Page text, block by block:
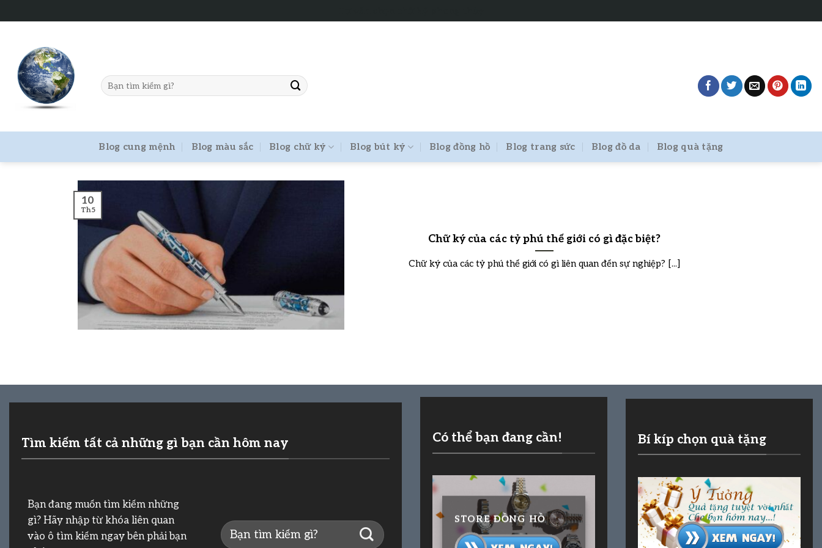
to
Blog cung mệnh Blog màu sắc Blog chữ ký Blog bút ký Blog đồng hồ Blog trang sức Blog đồ da Blog quà tặng
Chữ ký của các tỷ phú thế giới có gì đặc biệt?
Chữ ký của các tỷ phú thế giới có gì liên quan đến sự nghiệp? [...]
10
Th5
Tìm kiếm tất cả những gì bạn cần hôm nay
Bạn đang muốn tìm kiếm những
gì? Hãy nhập từ khóa liên quan
vào ô tìm kiếm ngay bên phải bạn
Có thể bạn đang cần!
STORE ĐỒNG HỒ
Bí kíp chọn quà tặng